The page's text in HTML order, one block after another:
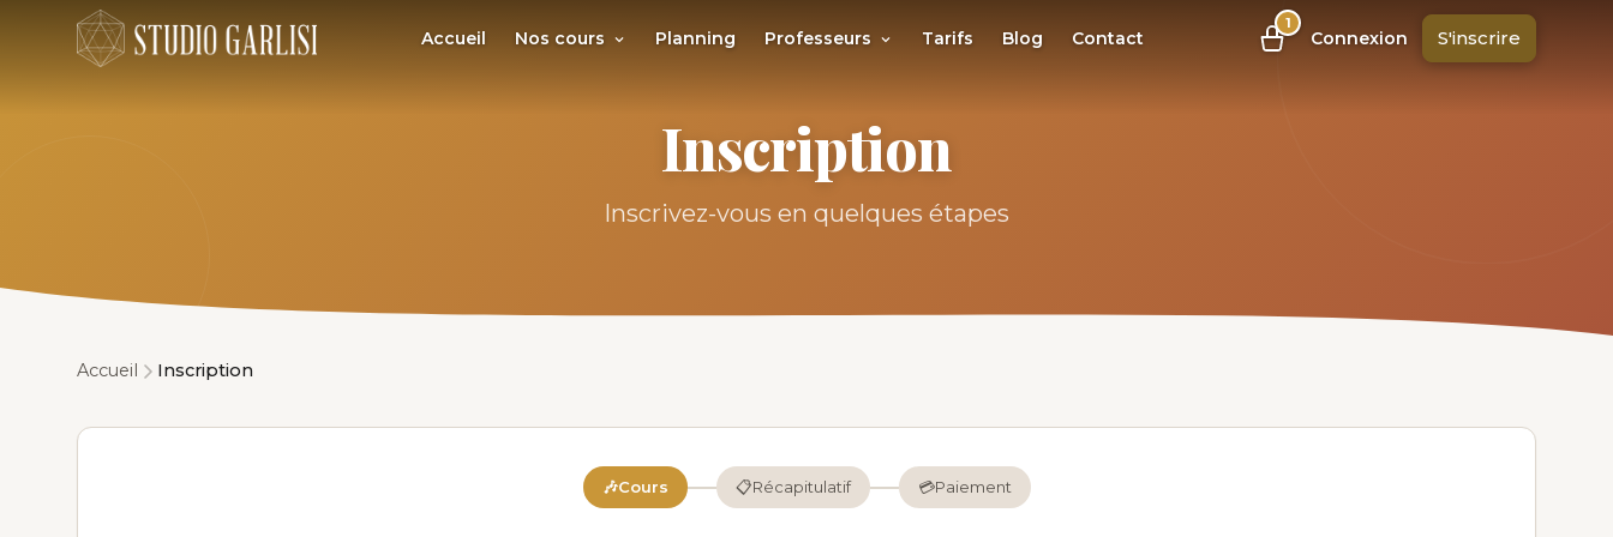
Accueil Nos cours Planning Professeurs Tarifs Blog Contact
1
Connexion S'inscrire
Inscription
Inscrivez-vous en quelques étapes
Accueil Inscription
🎶Cours 📋Récapitulatif 💳Paiement